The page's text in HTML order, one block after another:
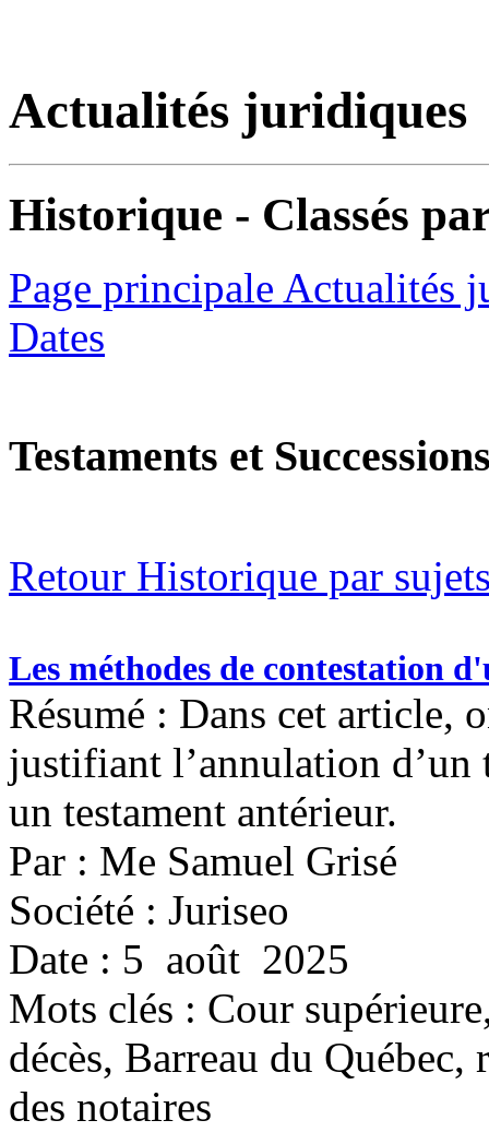
Actualités juridiques
Historique - Classés
Page principale Actualités
Dates
Testaments et
Retour Historique par
Les méthodes de contestation
Résumé : Dans cet article,
justifiant l’annulation d’un
un testament antérieur.
Par : Me Samuel Grisé
Société : Juriseo
Date : 5 août 2025
Mots clés : Cour
décès, Barreau du Québec,
des notaires